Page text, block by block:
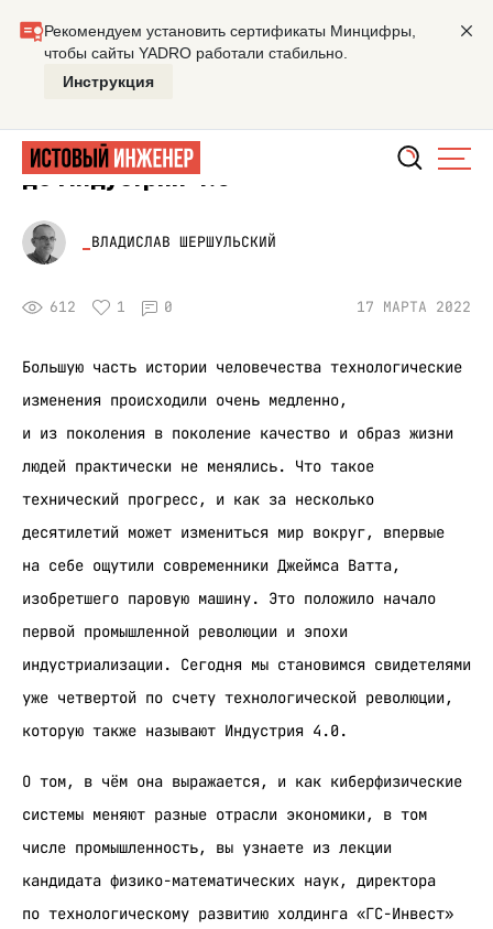
Главная Лекция
От цифровой революции
до Индустрии 4.0
ВЛАДИСЛАВ ШЕРШУЛЬСКИЙ
612 1 0 17 МАРТА 2022
Большую часть истории человечества технологические
изменения происходили очень медленно,
и из поколения в поколение качество и образ жизни
людей практически не менялись. Что такое
технический прогресс, и как за несколько
десятилетий может измениться мир вокруг, впервые
на себе ощутили современники Джеймса Ватта,
изобретшего паровую машину. Это положило начало
первой промышленной революции и эпохи
индустриализации. Сегодня мы становимся свидетелями
уже четвертой по счету технологической революции,
которую также называют Индустрия 4.0.
О том, в чём она выражается, и как киберфизические
системы меняют разные отрасли экономики, в том
числе промышленность, вы узнаете из лекции
кандидата физико-математических наук, директора
по технологическому развитию холдинга «ГС-Инвест»